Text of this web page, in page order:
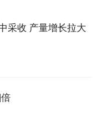
长拉大